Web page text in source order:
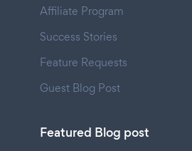
Affiliate Program
Success Stories
Feature Requests
Guest Blog Post
Featured Blog post